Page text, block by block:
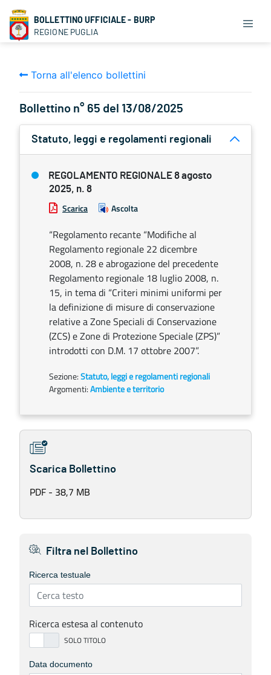
BOLLETTINO UFFICIALE - BURP
REGIONE PUGLIA
Torna all'elenco bollettini
Bollettino n° 65 del 13/08/2025
Statuto, leggi e regolamenti regionali
REGOLAMENTO REGIONALE 8 agosto
2025, n. 8
Scarica Ascolta
“Regolamento recante “Modifiche al
Regolamento regionale 22 dicembre
2008, n. 28 e abrogazione del precedente
Regolamento regionale 18 luglio 2008, n.
15, in tema di “Criteri minimi uniformi per
la definizione di misure di conservazione
relative a Zone Speciali di Conservazione
(ZCS) e Zone di Protezione Speciale (ZPS)”
introdotti con D.M. 17 ottobre 2007”.
Sezione:Statuto, leggi e regolamenti regionali
Argomenti:Ambiente e territorio
Scarica Bollettino
PDF - 38,7 MB
Filtra nel Bollettino
Ricerca testuale
Ricerca estesa al contenuto
Data documento